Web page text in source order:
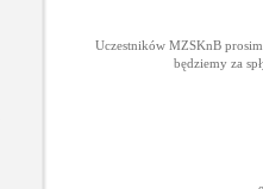
Uczestników MZSKnB
będziemy za